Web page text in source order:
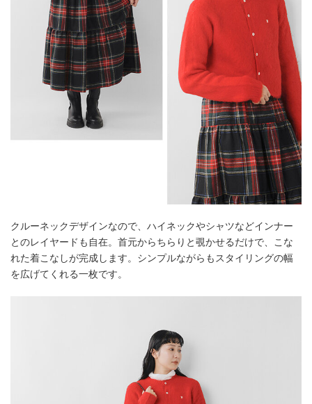
クルーネックデザインなので、ハイネックやシャツなどインナー
とのレイヤードも自在。首元からちらりと覗かせるだけで、こな
れた着こなしが完成します。シンプルながらもスタイリングの幅
を広げてくれる一枚です。